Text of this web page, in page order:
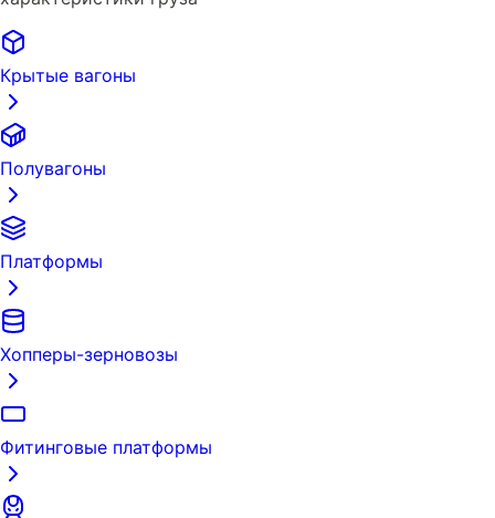
Крытые вагоны
Полувагоны
Платформы
Хопперы-зерновозы
Фитинговые платформы